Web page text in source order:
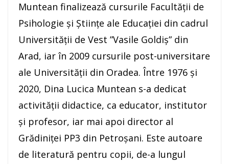
Muntean finalizează cursurile Facultății de
Psihologie și Științe ale Educației din cadrul
Universității de Vest ”Vasile Goldiș” din
Arad, iar în 2009 cursurile post-universitare
ale Universității din Oradea. Între 1976 și
2020, Dina Lucica Muntean s-a dedicat
activității didactice, ca educator, institutor
și profesor, iar mai apoi director al
Grădiniței PP3 din Petroșani. Este autoare
de literatură pentru copii, de-a lungul